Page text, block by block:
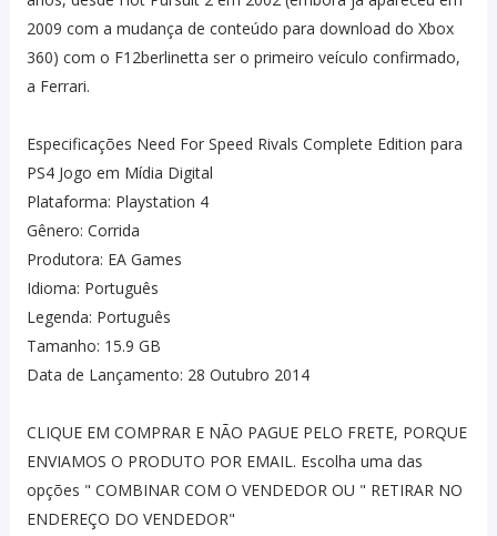
2009 com a mudança de conteúdo para download do Xbox
360) com o F12berlinetta ser o primeiro veículo confirmado,
a Ferrari.
Especificações Need For Speed Rivals Complete Edition para
PS4 Jogo em Mídia Digital
Plataforma: Playstation 4
Gênero: Corrida
Produtora: EA Games
Idioma: Português
Legenda: Português
Tamanho: 15.9 GB
Data de Lançamento: 28 Outubro 2014
CLIQUE EM COMPRAR E NÃO PAGUE PELO FRETE, PORQUE
ENVIAMOS O PRODUTO POR EMAIL. Escolha uma das
opções " COMBINAR COM O VENDEDOR OU " RETIRAR NO
ENDEREÇO DO VENDEDOR"